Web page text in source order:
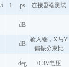
1 ps 连接器端测试
dB
dB
输入端，X与Y
偏振分束比
deg 0-3V电压